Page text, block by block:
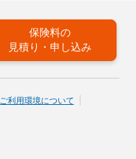
保険料の
見積り・申し込み
ご利用環境について